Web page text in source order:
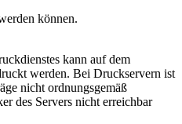
können.
kann auf dem
werden. Bei Druckservern ist
nicht ordnungsgemäß
des Servers nicht erreichbar